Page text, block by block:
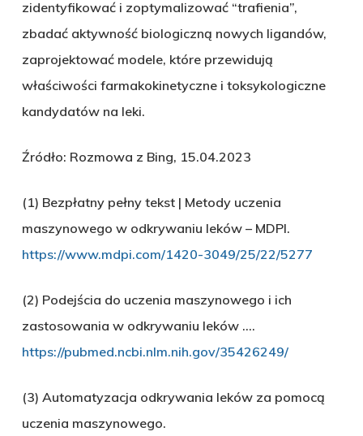
zidentyfikować i zoptymalizować “trafienia”,
zbadać aktywność biologiczną nowych ligandów,
zaprojektować modele, które przewidują
właściwości farmakokinetyczne i toksykologiczne
kandydatów na leki.
Źródło: Rozmowa z Bing, 15.04.2023
(1) Bezpłatny pełny tekst | Metody uczenia
maszynowego w odkrywaniu leków – MDPI.
https://www.mdpi.com/1420-3049/25/22/5277
(2) Podejścia do uczenia maszynowego i ich
zastosowania w odkrywaniu leków ….
https://pubmed.ncbi.nlm.nih.gov/35426249/
(3) Automatyzacja odkrywania leków za pomocą
uczenia maszynowego.